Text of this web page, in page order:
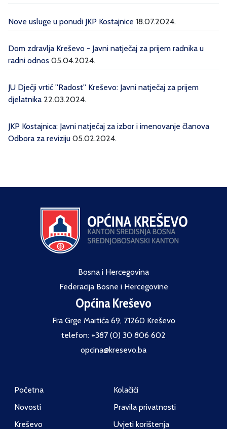
Nove usluge u ponudi JKP Kostajnice 18.07.2024.
Dom zdravlja Kreševo - Javni natječaj za prijem radnika u
radni odnos 05.04.2024.
JU Dječji vrtić ''Radost'' Kreševo: Javni natječaj za prijem
djelatnika 22.03.2024.
JKP Kostajnica: Javni natječaj za izbor i imenovanje članova
Odbora za reviziju 05.02.2024.
Bosna i Hercegovina
Federacija Bosne i Hercegovine
Općina Kreševo
Fra Grge Martića 69, 71260 Kreševo
telefon: +387 (0) 30 806 602
opcina@kresevo.ba
Početna
Novosti
Kreševo
Kolačići
Pravila privatnosti
Uvjeti korištenja